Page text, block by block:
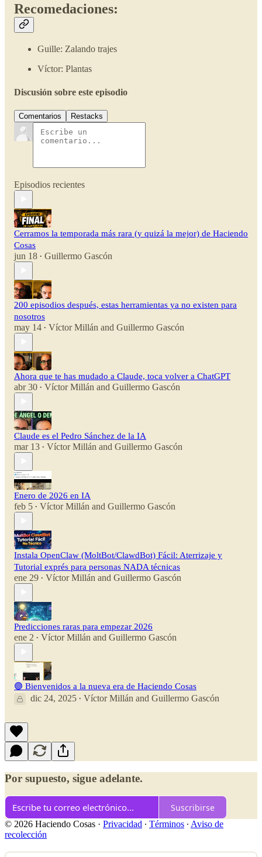
Recomedaciones:
Guille: Zalando trajes
Víctor: Plantas
Discusión sobre este episodio
Comentarios Restacks
Episodios recientes
Cerramos la temporada más rara (y quizá la mejor) de Haciendo
Cosas
jun 18 • Guillermo Gascón
200 episodios después, estas herramientas ya no existen para
nosotros
may 14 • Víctor Millán and Guillermo Gascón
Ahora que te has mudado a Claude, toca volver a ChatGPT
abr 30 • Víctor Millán and Guillermo Gascón
Claude es el Pedro Sánchez de la IA
mar 13 • Víctor Millán and Guillermo Gascón
Enero de 2026 en IA
feb 5 • Víctor Millán and Guillermo Gascón
Instala OpenClaw (MoltBot/ClawdBot) Fácil: Aterrizaje y
Tutorial exprés para personas NADA técnicas
ene 29 • Víctor Millán and Guillermo Gascón
Predicciones raras para empezar 2026
ene 2 • Víctor Millán and Guillermo Gascón
🟣 Bienvenidos a la nueva era de Haciendo Cosas
dic 24, 2025 • Víctor Millán and Guillermo Gascón
Por supuesto, sigue adelante.
Suscribirse
© 2026 Haciendo Cosas · Privacidad ∙ Términos ∙ Aviso de
recolección